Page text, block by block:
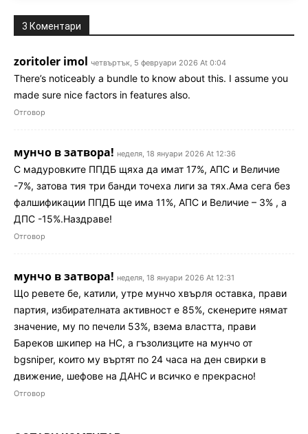
3 Коментари
zoritoler imol четвъртък, 5 февруари 2026 At 0:04
There’s noticeably a bundle to know about this. I assume you
made sure nice factors in features also.
Отговор
мунчо в затвора! неделя, 18 януари 2026 At 12:36
С мадуровките ППДБ щяха да имат 17%, АПС и Величие
-7%, затова тия три банди точеха лиги за тях.Ама сега без
фалшификации ППДБ ще има 11%, АПС и Величие – 3% , а
ДПС -15%.Наздраве!
Отговор
мунчо в затвора! неделя, 18 януари 2026 At 12:31
Що ревете бе, катили, утре мунчо хвърля оставка, прави
партия, избирателната активност е 85%, скенерите нямат
значение, му по печели 53%, взема властта, прави
Бареков шкипер на НС, а гъзолизците на мунчо от
bgsniper, които му въртят по 24 часа на ден свирки в
движение, шефове на ДАНС и всичко е прекрасно!
Отговор